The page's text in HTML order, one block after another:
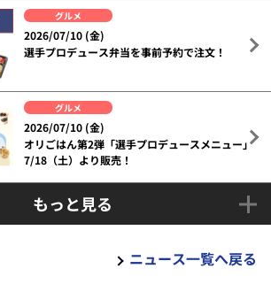
グルメ
2026/07/10 (金)
選手プロデュース弁当を事前予約で注文！
グルメ
2026/07/10 (金)
オリごはん第2弾「選手プロデュースメニュー」
7/18（土）より販売！
もっと見る
ニュース一覧へ戻る